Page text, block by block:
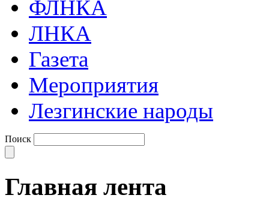
ФЛНКА
ЛНКА
Газета
Мероприятия
Лезгинские народы
Поиск
Главная лента